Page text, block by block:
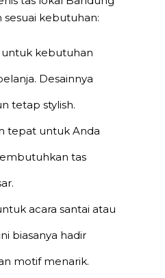
sesuai kebutuhan:
untuk kebutuhan
Desainnya
tetap stylish.
tepat untuk Anda
tas
acara santai atau
biasanya hadir
motif menarik.